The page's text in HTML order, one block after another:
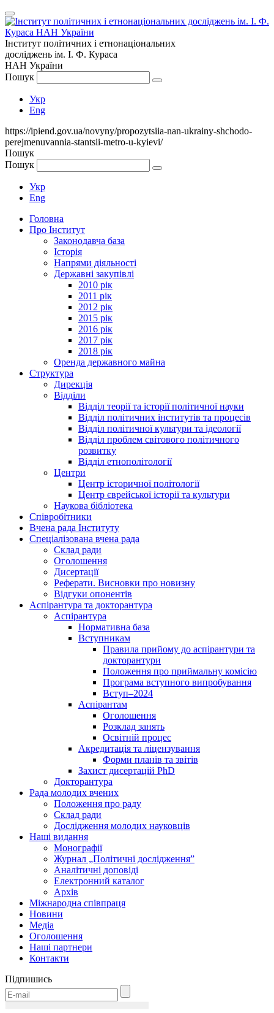
Інститут політичних і етнонаціональних
досліджень ім. І. Ф. Кураса
НАН України
Пошук
Укр
Eng
https://ipiend.gov.ua/novyny/propozytsiia-nan-ukrainy-shchodo-
perejmenuvannia-stantsii-metro-u-kyievi/
Пошук
Пошук
Укр
Eng
Головна
Про Інститут
Законодавча база
Історія
Напрями діяльності
Державні закупівлі
2010 рік
2011 рік
2012 рік
2015 рік
2016 рік
2017 рік
2018 рік
Оренда державного майна
Структура
Дирекція
Відділи
Відділ теорії та історії політичної науки
Відділ політичних інститутів та процесів
Відділ політичної культури та ідеології
Відділ проблем світового політичного
розвитку
Відділ етнополітології
Центри
Центр історичної політології
Центр єврейської історії та культури
Наукова бібліотека
Співробітники
Вчена рада Інституту
Спеціалізована вчена рада
Склад ради
Оголошення
Дисертації
Реферати. Висновки про новизну
Відгуки опонентів
Аспірантура та докторантура
Аспірантура
Нормативна база
Вступникам
Правила прийому до аспірантури та
докторантури
Положення про приймальну комісію
Програма вступного випробування
Вступ–2024
Аспірантам
Оголошення
Розклад занять
Освітній процес
Акредитація та ліцензування
Форми планів та звітів
Захист дисертацій PhD
Докторантура
Рада молодих вчених
Положення про раду
Склад ради
Дослідження молодих науковців
Наші видання
Монографії
Журнал „Політичні дослідження”
Аналітичні доповіді
Електронний каталог
Архів
Міжнародна співпраця
Новини
Медіa
Оголошення
Наші партнери
Контакти
Підпишись